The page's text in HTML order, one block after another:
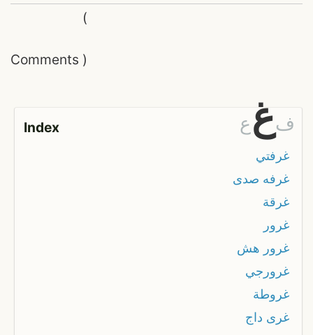
Comments
(
)
Index عغف
غرفتي
غرفه صدى
غرقة
غرور
غرور هش
غرورجي
غروطة
غرى داج